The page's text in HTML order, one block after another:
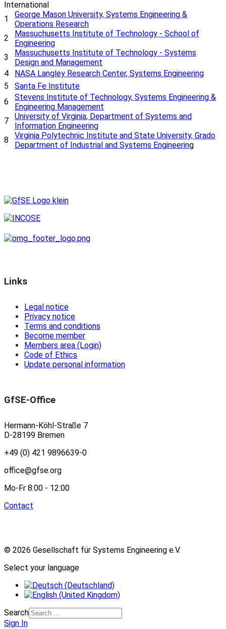
International
1
George Mason University, Systems Engineering &
Operations Research
2
Massuchusetts Institute of Technology - School of
Engineering
3
Massuchusetts Institute of Technology - Systems
Design and Management
4
NASA Langley Research Center, Systems Engineering
5
Santa Fe Institute
6
Stevens Institute of Technology, Systems Engineering &
Engineering Management
7
University of Virginia, Department of Systems and
Information Engineering
8
Virginia Polytechnic Institute and State University, Grado
Department of Industrial and Systems Engineering
Links
Legal notice
Privacy notice
Terms and conditions
Become member
Members area (Login)
Code of Ethics
Update personal information
GfSE-Office
Hermann-Köhl-Straße 7
D-28199 Bremen
+49 (0) 421 9896639-0
office@gfse.org
Mo-Fr 8:00 - 12:00
Contact
© 2026 Gesellschaft für Systems Engineering e.V.
Select your language
Search
Sign In